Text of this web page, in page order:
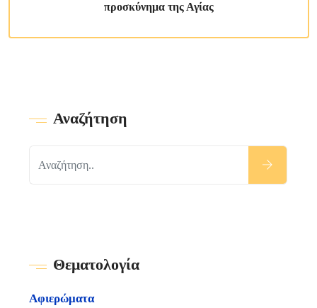
προσκύνημα της Αγίας
Αναζήτηση
Θεματολογία
Αφιερώματα